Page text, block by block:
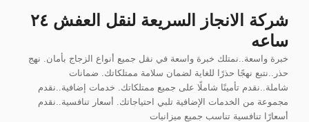
المحتوى
شركة الانجاز السريعة لنقل العفش ٢٤
ساعه
خبرة واسعة..نمتلك خبرة واسعة في نقل جميع أنواع الزجاج بأمان. نهج
حذر..نتبع نهجًا حذرًا للغاية لضمان سلامة ممتلكاتك. ضمانات
شاملة..نقدم تأمينًا شاملًا على جميع ممتلكاتك. خدمات إضافية..نقدم
مجموعة من الخدمات الإضافية تلبي احتياجاتك. أسعار تنافسية..نقدم
أسعارًا تنافسية تناسب جميع ميزانيات